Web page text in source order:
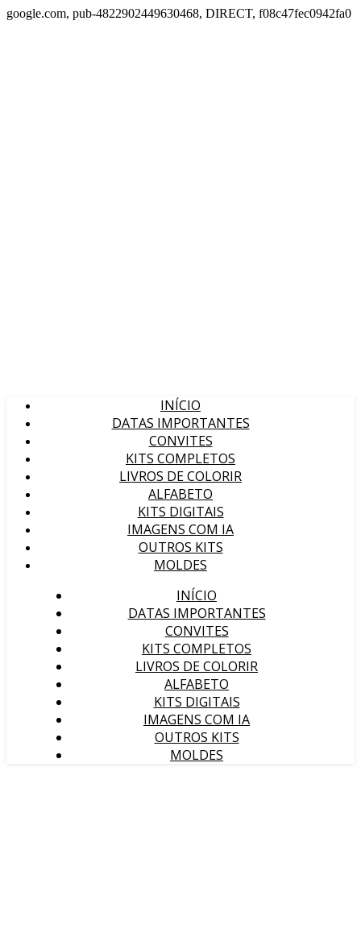
google.com, pub-4822902449630468, DIRECT, f08c47fec0942fa0
INÍCIO
DATAS IMPORTANTES
CONVITES
KITS COMPLETOS
LIVROS DE COLORIR
ALFABETO
KITS DIGITAIS
IMAGENS COM IA
OUTROS KITS
MOLDES
INÍCIO
DATAS IMPORTANTES
CONVITES
KITS COMPLETOS
LIVROS DE COLORIR
ALFABETO
KITS DIGITAIS
IMAGENS COM IA
OUTROS KITS
MOLDES